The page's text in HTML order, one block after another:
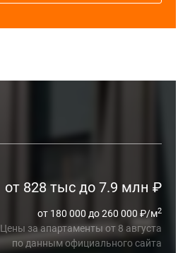
от 828 тыс до 7.9 млн ₽
от 180 000 до 260 000 ₽/м2
Цены за апартаменты от 8 августа
по данным официального сайта